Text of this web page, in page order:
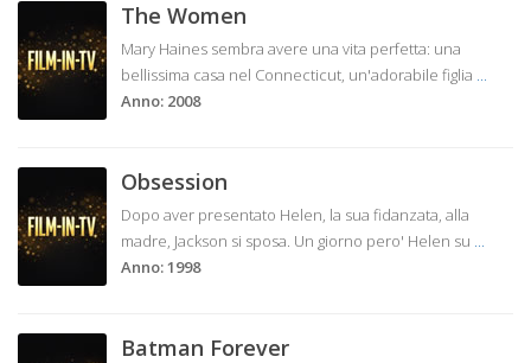
The Women
Mary Haines sembra avere una vita perfetta: una
bellissima casa nel Connecticut, un'adorabile figlia ...
Anno: 2008
Obsession
Dopo aver presentato Helen, la sua fidanzata, alla
madre, Jackson si sposa. Un giorno pero' Helen su ...
Anno: 1998
Batman Forever